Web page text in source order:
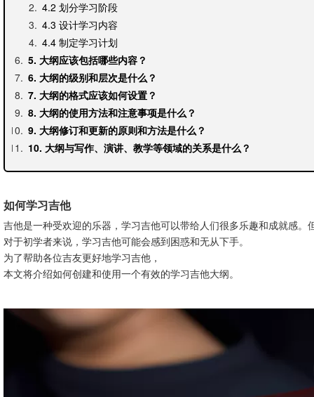
4.2 划分学习阶段
4.3 设计学习内容
4.4 制定学习计划
5. 大纲应该包括哪些内容？
6. 大纲的级别和层次是什么？
7. 大纲的格式应该如何设置？
8. 大纲的使用方法和注意事项是什么？
9. 大纲修订和更新的原则和方法是什么？
10. 大纲与写作、演讲、教学等领域的关系是什么？
如何学习吉他
吉他是一种受欢迎的乐器，学习吉他可以带给人们很多乐趣和成就感。
对于初学者来说，学习吉他可能会感到困惑和无从下手。
为了帮助各位吉友更好地学习吉他，
本文将介绍如何创建和使用一个有效的学习吉他大纲。